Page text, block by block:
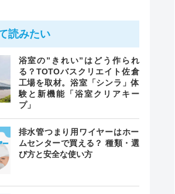
読みたい
浴室の”きれい”はどう作られ
る？TOTOバスクリエイト佐倉
工場を取材。浴室「シンラ」体
験と新機能「浴室クリアキー
プ」
排水管つまり用ワイヤーはホー
ムセンターで買える？ 種類・選
び方と安全な使い方